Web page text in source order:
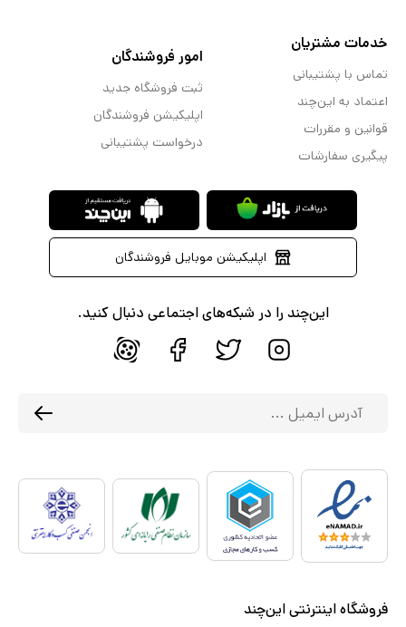
خدمات مشتریان
تماس با پشتیبانی
اعتماد به این‌چند
قوانین و مقررات
پیگیری سفارشات
امور فروشندگان
ثبت فروشگاه جدید
اپلیکیشن فروشندگان
درخواست پشتیبانی
اپلیکیشن موبایل فروشندگان
این‌چند را در شبکه‌های اجتماعی دنبال کنید.
فروشگاه اینترنتی این‌چند